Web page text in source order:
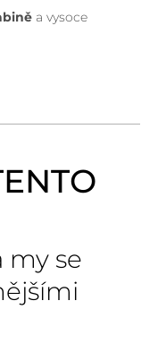
a vysoce
my se